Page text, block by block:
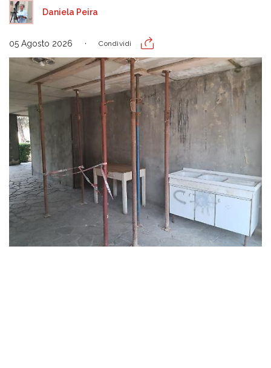
Daniela Peira
05 Agosto 2026 Condividi